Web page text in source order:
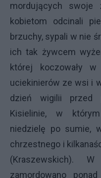
mordujących
kobietom odcinali
brzuchy, sypali w nie
ich tak żywcem
której koczowały
uciekinierów ze wsi i
dzień wigilii przed
Kisielinie, w
niedzielę po sumie,
chrzestnego i
(Kraszewskich).
zamordowano